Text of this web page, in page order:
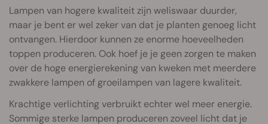
Lampen van hogere kwaliteit zijn weliswaar duurder,
maar je bent er wel zeker van dat je planten genoeg licht
ontvangen. Hierdoor kunnen ze enorme hoeveelheden
toppen produceren. Ook hoef je je geen zorgen te maken
over de hoge energierekening van kweken met meerdere
zwakkere lampen of groeilampen van lagere kwaliteit.
Krachtige verlichting verbruikt echter wel meer energie.
Sommige sterke lampen produceren zoveel licht dat je